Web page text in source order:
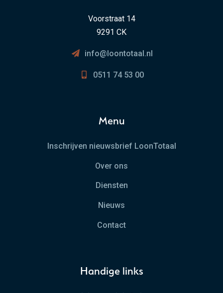
Voorstraat 14
9291 CK
info@loontotaal.nl
0511 74 53 00
Menu
Inschrijven nieuwsbrief LoonTotaal
Over ons
Diensten
Nieuws
Contact
Handige links